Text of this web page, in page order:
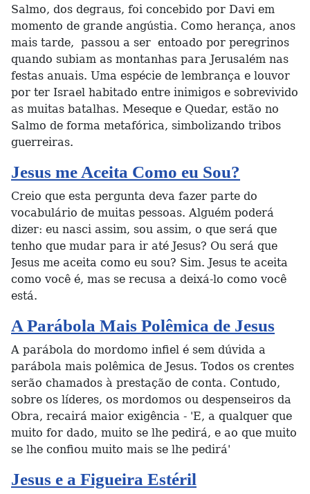
Salmo, dos degraus, foi concebido por Davi em
momento de grande angústia. Como herança, anos
mais tarde, passou a ser entoado por peregrinos
quando subiam as montanhas para Jerusalém nas
festas anuais. Uma espécie de lembrança e louvor
por ter Israel habitado entre inimigos e sobrevivido
as muitas batalhas. Meseque e Quedar, estão no
Salmo de forma metafórica, simbolizando tribos
guerreiras.
Jesus me Aceita Como eu Sou?
Creio que esta pergunta deva fazer parte do
vocabulário de muitas pessoas. Alguém poderá
dizer: eu nasci assim, sou assim, o que será que
tenho que mudar para ir até Jesus? Ou será que
Jesus me aceita como eu sou? Sim. Jesus te aceita
como você é, mas se recusa a deixá-lo como você
está.
A Parábola Mais Polêmica de Jesus
A parábola do mordomo infiel é sem dúvida a
parábola mais polêmica de Jesus. Todos os crentes
serão chamados à prestação de conta. Contudo,
sobre os líderes, os mordomos ou despenseiros da
Obra, recairá maior exigência - 'E, a qualquer que
muito for dado, muito se lhe pedirá, e ao que muito
se lhe confiou muito mais se lhe pedirá'
Jesus e a Figueira Estéril